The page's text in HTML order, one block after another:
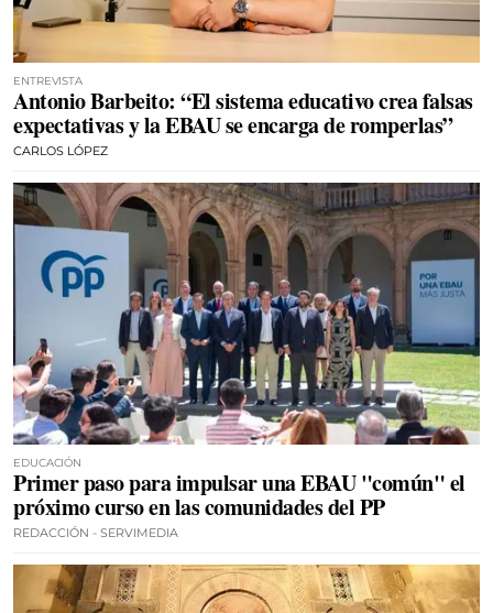
ENTREVISTA
Antonio Barbeito: “El sistema educativo crea falsas
expectativas y la EBAU se encarga de romperlas”
CARLOS LÓPEZ
EDUCACIÓN
Primer paso para impulsar una EBAU "común" el
próximo curso en las comunidades del PP
REDACCIÓN - SERVIMEDIA